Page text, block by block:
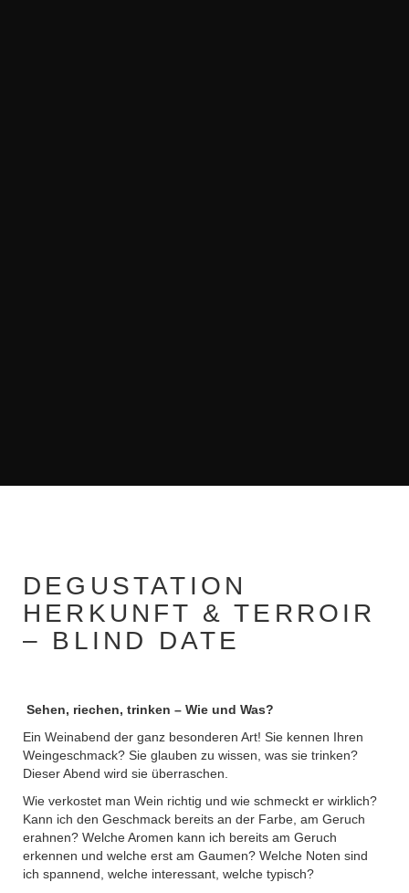
DEGUSTATION
HERKUNFT & TERROIR
– BLIND DATE
Sehen, riechen, trinken – Wie und Was?
Ein Weinabend der ganz besonderen Art! Sie kennen Ihren
Weingeschmack? Sie glauben zu wissen, was sie trinken?
Dieser Abend wird sie überraschen.
Wie verkostet man Wein richtig und wie schmeckt er wirklich?
Kann ich den Geschmack bereits an der Farbe, am Geruch
erahnen? Welche Aromen kann ich bereits am Geruch
erkennen und welche erst am Gaumen? Welche Noten sind
ich spannend, welche interessant, welche typisch?